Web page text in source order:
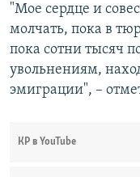
"Мое сердце и
молчать, пока в
пока сотни тысяч
увольнениям,
эмиграции", –
КР в YouTube